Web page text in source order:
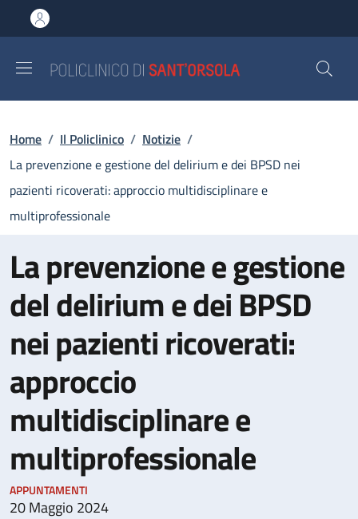
al contenuto principale
to footer content
Briciole di pane
Home / Il Policlinico / Notizie /
La prevenzione e gestione del delirium e dei BPSD nei
pazienti ricoverati: approccio multidisciplinare e
multiprofessionale
La prevenzione e gestione
del delirium e dei BPSD
nei pazienti ricoverati:
approccio
multidisciplinare e
multiprofessionale
APPUNTAMENTI
20 Maggio 2024